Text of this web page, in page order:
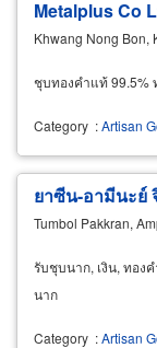
Metalplus Co
Khwang Nong Bon,
ชุบทองคำแท้ 99.5%
Category :Artisan
ยาซีน-อามีนะย์
Tumbol Pakkran,
รับชุบนาก, เงิน, ทอง
นาก
Category :Artisan